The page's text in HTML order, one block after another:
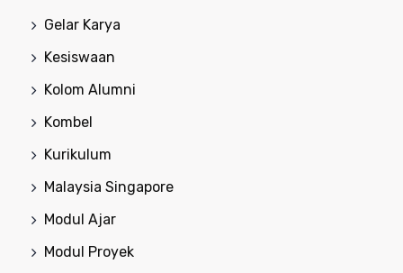
Gelar Karya
Kesiswaan
Kolom Alumni
Kombel
Kurikulum
Malaysia Singapore
Modul Ajar
Modul Proyek